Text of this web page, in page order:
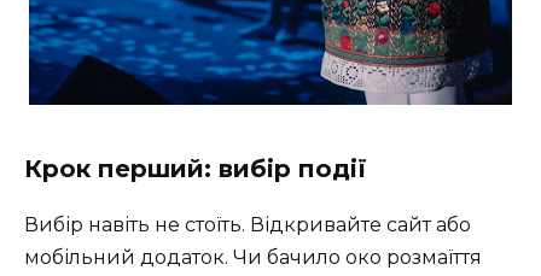
Крок перший: вибір події
Вибір навіть не стоїть. Відкривайте сайт або
мобільний додаток. Чи бачило око розмаїття